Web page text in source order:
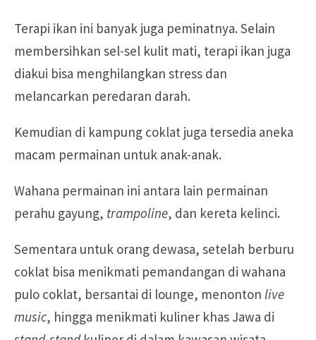
Terapi ikan ini banyak juga peminatnya. Selain
membersihkan sel-sel kulit mati, terapi ikan juga
diakui bisa menghilangkan stress dan
melancarkan peredaran darah.
Kemudian di kampung coklat juga tersedia aneka
macam permainan untuk anak-anak.
Wahana permainan ini antara lain permainan
perahu gayung, trampoline, dan kereta kelinci.
Sementara untuk orang dewasa, setelah berburu
coklat bisa menikmati pemandangan di wahana
pulo coklat, bersantai di lounge, menonton live
music, hingga menikmati kuliner khas Jawa di